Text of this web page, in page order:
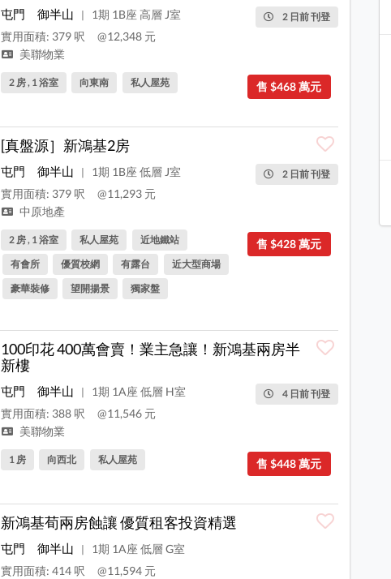
2 日前 刊登
屯門 御半山 |
1期 1B座 高層 J室
實用面積: 379 呎
@12,348 元
美聯物業
售 $468 萬元
2 房 , 1 浴室 向東南 私人屋苑
[真盤源］新鴻基2房
2 日前 刊登
屯門 御半山 |
1期 1B座 低層 J室
實用面積: 379 呎
@11,293 元
中原地產
售 $428 萬元
2 房 , 1 浴室 私人屋苑
近地鐵站
有會所
優質校網 有露台
近大型商場
豪華裝修
望開揚景 獨家盤
100印花 400萬會賣！業主急讓！新鴻基兩房半
新樓
4 日前 刊登
屯門 御半山 |
1期 1A座 低層 H室
實用面積: 388 呎
@11,546 元
美聯物業
售 $448 萬元
1 房 向西北 私人屋苑
新鴻基荀兩房蝕讓 優質租客投資精選
屯門 御半山 |
1期 1A座 低層 G室
實用面積: 414 呎
@11,594 元